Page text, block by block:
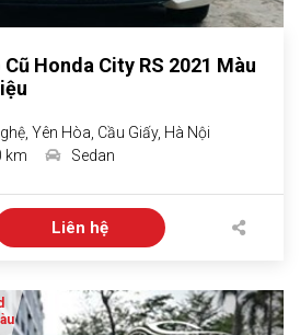
Cũ Honda City RS 2021 Màu
Yên Hòa, Cầu Giấy, Hà Nội
km Sedan
Liên hệ